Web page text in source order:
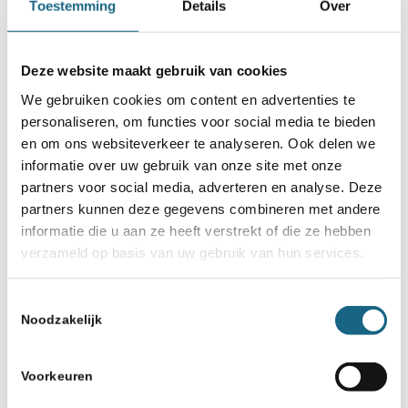
Toestemming Details Over
Deze website maakt gebruik van cookies
We gebruiken cookies om content en advertenties te
personaliseren, om functies voor social media te bieden
en om ons websiteverkeer te analyseren. Ook delen we
informatie over uw gebruik van onze site met onze
partners voor social media, adverteren en analyse. Deze
partners kunnen deze gegevens combineren met andere
informatie die u aan ze heeft verstrekt of die ze hebben
verzameld op basis van uw gebruik van hun services.
Noodzakelijk
Voorkeuren
Misschien ook iets voor u
Top-10 van clubs met 100 leden
of meer
8 mei 2018
Pols, De Boer, Van Foreest,
Duson en Basa nieuwe jeugd- en
meisjeskampioenen ABC